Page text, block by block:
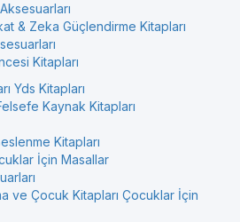
& Zeka Güçlendirme Kitapları
Kitapları
Yds Kitapları
Kaynak Kitapları
Kitapları
İçin Masallar
ve Çocuk Kitapları Çocuklar İçin